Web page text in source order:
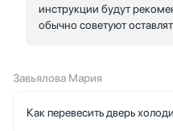
инструкции будут
обычно советуют
Завьялова Мария
Как перевесить дверь